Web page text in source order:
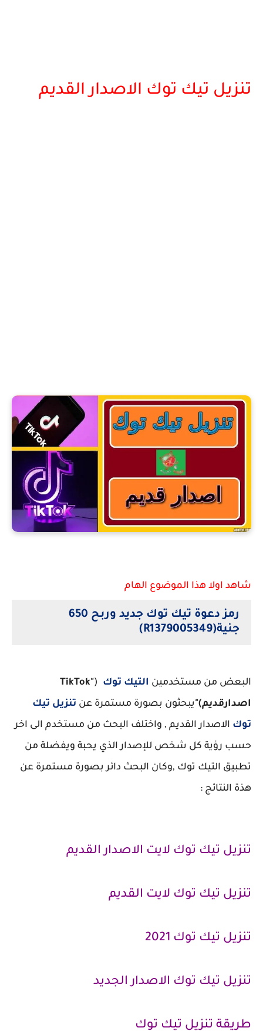
تنزيل تيك توك الاصدار القديم
شاهد اولا هذا الموضوع الهام
رمز دعوة تيك توك جديد وربح 650
جنية(R1379005349)
البعض من مستخدمين التيك توك (
"TikTok
اصدارقديم)"يبحثون بصورة مستمرة عن تنزيل تيك
توك الاصدار القديم , واختلف البحث من مستخدم الى اخر
حسب رؤية كل شخص للإصدار الذي يحبة ويفضلة من
تطبيق التيك توك ,وكان البحث دائر بصورة مستمرة عن
هذة النتائج :
تنزيل تيك توك لايت الاصدار القديم
تنزيل تيك توك لايت القديم
تنزيل تيك توك 2021
تنزيل تيك توك الاصدار الجديد
طريقة تنزيل تيك توك